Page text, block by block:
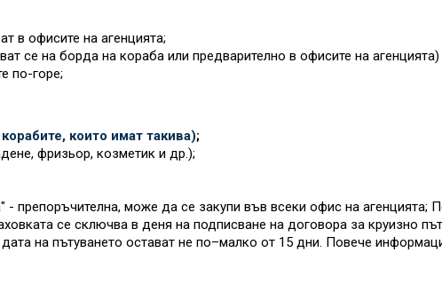
в офисите на агенцията;
се на борда на кораба или предварително в офисите на агенцията)
по-горе;
които имат такива);
фризьор, козметик и др.);
препоръчителна, може да се закупи във всеки офис на агенцията;
се сключва в деня на подписване на договора за круизно
на пътуването остават не по–малко от 15 дни. Повече